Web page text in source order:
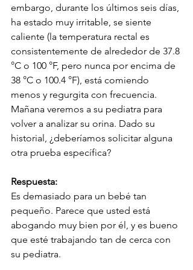
embargo, durante los últimos seis días,
ha estado muy irritable, se siente
caliente (la temperatura rectal es
consistentemente de alrededor de 37.8
°C o 100 °F, pero nunca por encima de
38 °C o 100.4 °F), está comiendo
menos y regurgita con frecuencia.
Mañana veremos a su pediatra para
volver a analizar su orina. Dado su
historial, ¿deberíamos solicitar alguna
otra prueba específica?
Respuesta:
Es demasiado para un bebé tan
pequeño. Parece que usted está
abogando muy bien por él, y es bueno
que esté trabajando tan de cerca con
su pediatra.